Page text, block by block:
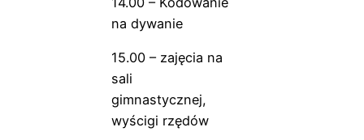
na dywanie
15.00 – zajęcia na
sali
gimnastycznej,
wyścigi rzędów